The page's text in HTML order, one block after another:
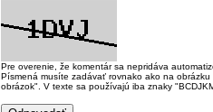
Pre overenie, že komentár sa nepridáva
Písmená musíte zadávať rovnako ako na
obrázok". V texte sa používajú iba znaky